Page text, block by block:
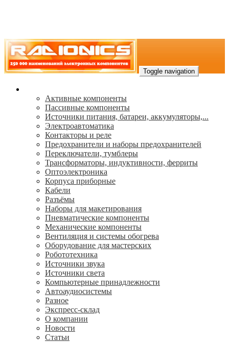
Toggle navigation
Активные компоненты
Пассивные компоненты
Источники питания, батареи, аккумуляторы,...
Электроавтоматика
Контакторы и реле
Предохранители и наборы предохранителей
Переключатели, тумблеры
Трансформаторы, индуктивности, ферриты
Oптоэлектроника
Корпуса приборные
Кабели
Разъёмы
Наборы для макетирования
Пневматические компоненты
Механические компоненты
Вентиляция и системы обогрева
Оборудование для мастерских
Робототехника
Источники звука
Источники света
Компьютерные принадлежности
Автоаудиосистемы
Разное
Экспресс-склад
О компании
Новости
Статьи